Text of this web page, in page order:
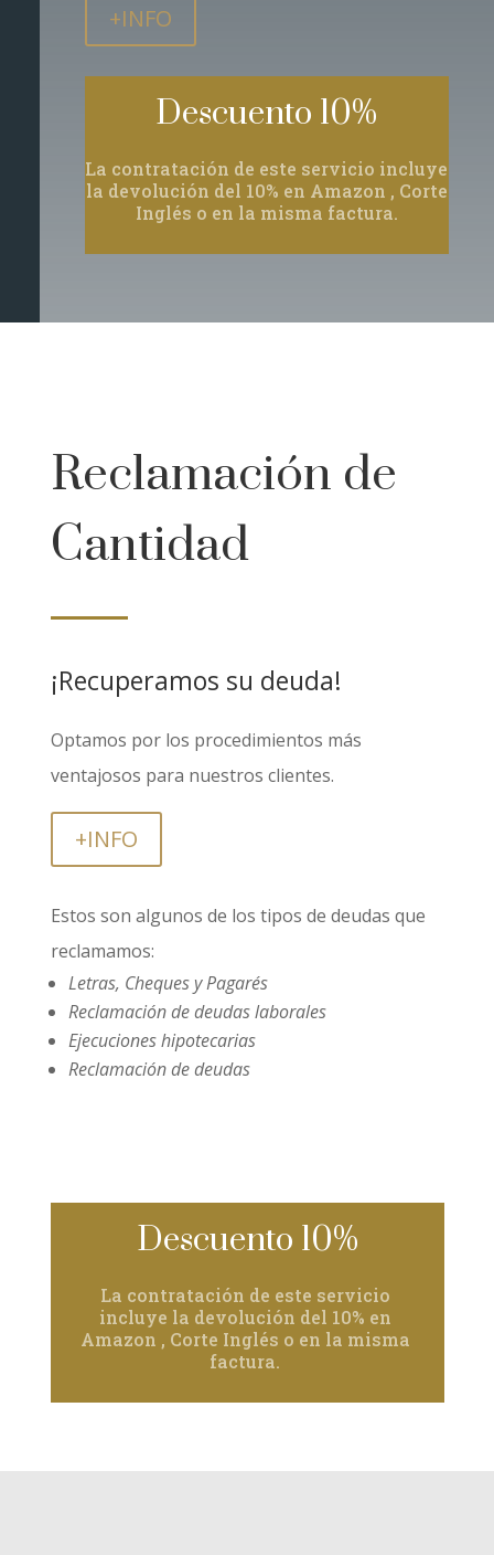
+INFO
Descuento 10%
La contratación de este servicio incluye
la devolución del 10% en Amazon , Corte
Inglés o en la misma factura.
Reclamación de
Cantidad
¡Recuperamos su deuda!
Optamos por los procedimientos más
ventajosos para nuestros clientes.
+INFO
Estos son algunos de los tipos de deudas que
reclamamos:
Letras, Cheques y Pagarés
Reclamación de deudas laborales
Ejecuciones hipotecarias
Reclamación de deudas
Descuento 10%
La contratación de este servicio
incluye la devolución del 10% en
Amazon , Corte Inglés o en la misma
factura.